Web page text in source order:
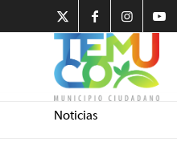
Noticias